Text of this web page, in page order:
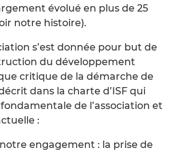
évolué en plus de 25
notre histoire).
s’est donnée pour but de
du développement
critique de la démarche de
dans la charte d’ISF qui
de l’association et
:
engagement : la prise de